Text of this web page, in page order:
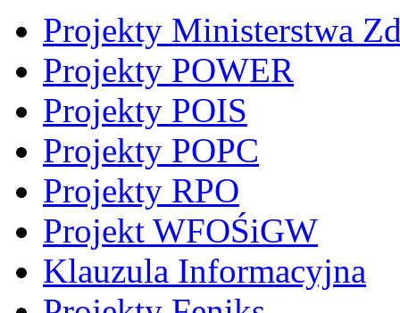
Projekty Ministerstwa
Projekty POWER
Projekty POIS
Projekty POPC
Projekty RPO
Projekt WFOŚiGW
Klauzula Informacyjna